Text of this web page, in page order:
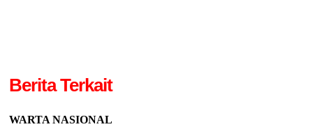
Berita Terkait
WARTA NASIONAL